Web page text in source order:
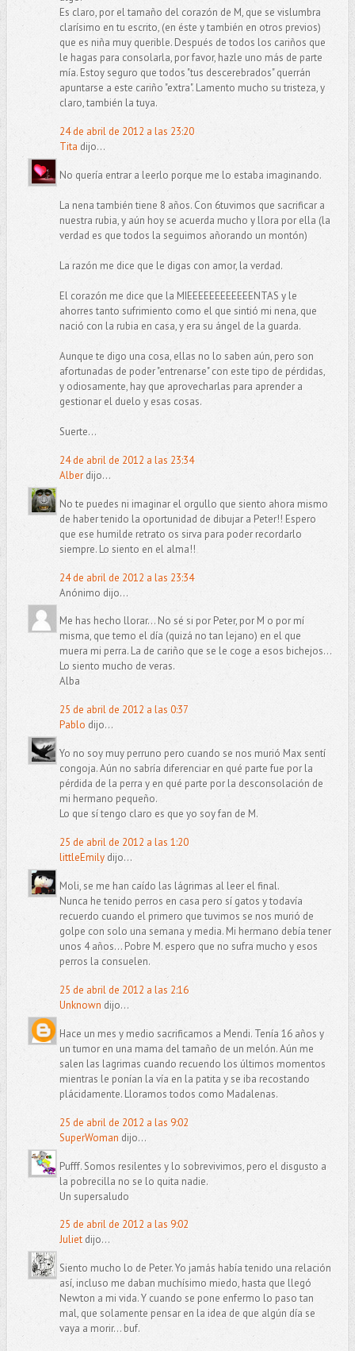
Es claro, por el tamaño del corazón de M, que se vislumbra
clarísimo en tu escrito, (en éste y también en otros previos)
que es niña muy querible. Después de todos los cariños que
le hagas para consolarla, por favor, hazle uno más de parte
mía. Estoy seguro que todos "tus descerebrados" querrán
apuntarse a este cariño "extra". Lamento mucho su tristeza, y
claro, también la tuya.
24 de abril de 2012 a las 23:20
Tita dijo...
No quería entrar a leerlo porque me lo estaba imaginando.
La nena también tiene 8 años. Con 6tuvimos que sacrificar a
nuestra rubia, y aún hoy se acuerda mucho y llora por ella (la
verdad es que todos la seguimos añorando un montón)
La razón me dice que le digas con amor, la verdad.
El corazón me dice que la MIEEEEEEEEEEEENTAS y le
ahorres tanto sufrimiento como el que sintió mi nena, que
nació con la rubia en casa, y era su ángel de la guarda.
Aunque te digo una cosa, ellas no lo saben aún, pero son
afortunadas de poder "entrenarse" con este tipo de pérdidas,
y odiosamente, hay que aprovecharlas para aprender a
gestionar el duelo y esas cosas.
Suerte...
24 de abril de 2012 a las 23:34
Alberdijo...
No te puedes ni imaginar el orgullo que siento ahora mismo
de haber tenido la oportunidad de dibujar a Peter!! Espero
que ese humilde retrato os sirva para poder recordarlo
siempre. Lo siento en el alma!!
24 de abril de 2012 a las 23:34
Anónimo dijo...
Me has hecho llorar... No sé si por Peter, por M o por mí
misma, que temo el día (quizá no tan lejano) en el que
muera mi perra. La de cariño que se le coge a esos bichejos...
Lo siento mucho de veras.
Alba
25 de abril de 2012 a las 0:37
Pablo dijo...
Yo no soy muy perruno pero cuando se nos murió Max sentí
congoja. Aún no sabría diferenciar en qué parte fue por la
pérdida de la perra y en qué parte por la desconsolación de
mi hermano pequeño.
Lo que sí tengo claro es que yo soy fan de M.
25 de abril de 2012 a las 1:20
littleEmilydijo...
Moli, se me han caído las lágrimas al leer el final.
Nunca he tenido perros en casa pero sí gatos y todavía
recuerdo cuando el primero que tuvimos se nos murió de
golpe con solo una semana y media. Mi hermano debía tener
unos 4 años... Pobre M. espero que no sufra mucho y esos
perros la consuelen.
25 de abril de 2012 a las 2:16
Unknown dijo...
Hace un mes y medio sacrificamos a Mendi. Tenía 16 años y
un tumor en una mama del tamaño de un melón. Aún me
salen las lagrimas cuando recuendo los últimos momentos
mientras le ponían la vía en la patita y se iba recostando
plácidamente. Lloramos todos como Madalenas.
25 de abril de 2012 a las 9:02
SuperWoman dijo...
Pufff. Somos resilentes y lo sobrevivimos, pero el disgusto a
la pobrecilla no se lo quita nadie.
Un supersaludo
25 de abril de 2012 a las 9:02
Julietdijo...
Siento mucho lo de Peter. Yo jamás había tenido una relación
así, incluso me daban muchísimo miedo, hasta que llegó
Newton a mi vida. Y cuando se pone enfermo lo paso tan
mal, que solamente pensar en la idea de que algún día se
vaya a morir... buf.